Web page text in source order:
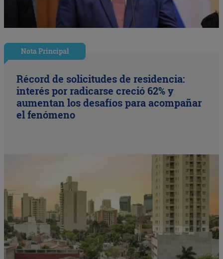
Nota Principal
Récord de solicitudes de residencia:
interés por radicarse creció 62% y
aumentan los desafíos para acompañar
el fenómeno